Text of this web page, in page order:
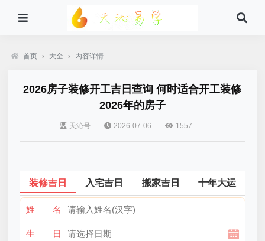
首页 › 大全 › 内容详情
2026房子装修开工吉日查询 何时适合开工装修
2026年的房子
天沁号 2026-07-06 1557
装修吉日 入宅吉日 搬家吉日 十年大运
姓 名
生 日